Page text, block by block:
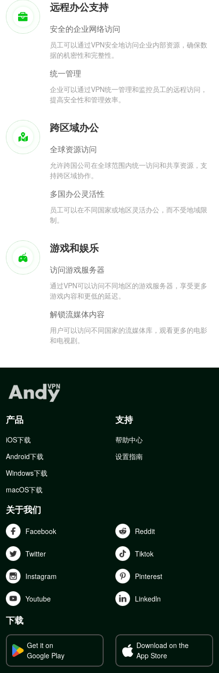
远程办公支持
安全的企业网络访问
员工可以通过VPN安全地访问企业内部资源，确保数
据的机密性和完整性。
统一管理
企业可以通过VPN统一管理和监控员工的远程访问，
提高安全性和管理效率。
跨区域办公
全球资源访问
允许跨国公司在全球范围内统一访问和共享资源，支
持跨区域协作。
多国办公灵活性
员工可以在不同国家或地区灵活办公，而不受地域限
制。
游戏和娱乐
访问游戏服务器
通过VPN可以访问不同地区的游戏服务器，享受更多
游戏内容和更低的延迟。
解锁流媒体内容
用户可以访问不同国家的流媒体库，观看更多的电影
和电视剧。
产品
iOS下载
Android下载
Windows下载
macOS下载
支持
帮助中心
设置指南
关于我们
Facebook Reddit
Twitter Tiktok
Instagram Pinterest
Youtube Linkedln
下载
Get it on
Google Play
Download on the
App Store